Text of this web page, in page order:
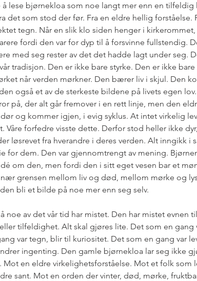
lese bjørnekloa som noe langt mer enn en tilfeldig
det som stod der før. Fra en eldre hellig forståelse.
tegn. Når en slik klo siden henger i
fordi den var for dyp til å forsvinne fullstendig.
med seg rester av det det hadde lagt under seg.
tradisjon. Den er ikke bare styrke. Den er ikke
når verden mørkner. Den bærer liv i skjul. Den
også et av de sterkeste bildene på livets egen
på, der alt går fremover i en rett linje, men den
og kommer igjen, i evig syklus. At intet virkelig
Våre forfedre visste dette. Derfor stod heller ikke
løsrevet fra hverandre i deres verden. Alt inngikk i
for dem. Den var gjennomtrengt av mening.
om den, men fordi den i sitt eget vesen bar et
grensen mellom liv og død, mellom mørke og
bli et bilde på noe mer enn seg selv.
av det vår tid har mistet. Den har mistet evnen
tilfeldighet. Alt skal gjøres lite. Det som en gang
var tegn, blir til kuriositet. Det som en gang var
ingenting. Den gamle bjørnekloa lar seg ikke
Mot en eldre virkelighetsforståelse. Mot et folk som
sant. Mot en orden der vinter, død, mørke,